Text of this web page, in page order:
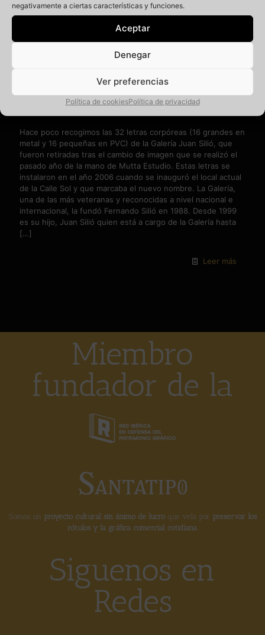
negativamente a ciertas características y funciones.
Aceptar
Denegar
Ver preferencias
Política de cookiesPolítica de privacidad
Hace poco recogimos las 32 letras corpóreas (16 grandes en
metal y 16 pequeñas en PVC) de la Galería Juan Silió, que
fueron retiradas tras el cambio de imagen que se realizó el
pasado año de la mano de Mutta Estudio. Estas letras se
instalaron en el año 2006 cuando se inauguró el local actual
de la Calle Sol y que marcaba el nuevo nombre. La Galería,
una de las más veteranas y reconocidas a nivel nacional e
internacional, la fundó Fernando Silió en 1988. Desde 1999
es su hijo, Juan Silió quien está a cargo de la Galería hasta
[…]
Leer más
Miembro
fundador de la
Somos un proyecto cultural sin ánimo de lucroque vela por preservar los
rótulos y la gráfica comercial cotidiana.
Siguenos en
Redes